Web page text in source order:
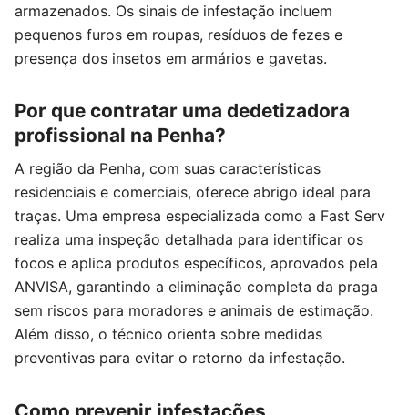
armazenados. Os sinais de infestação incluem
pequenos furos em roupas, resíduos de fezes e
presença dos insetos em armários e gavetas.
Por que contratar uma dedetizadora
profissional na Penha?
A região da Penha, com suas características
residenciais e comerciais, oferece abrigo ideal para
traças. Uma empresa especializada como a Fast Serv
realiza uma inspeção detalhada para identificar os
focos e aplica produtos específicos, aprovados pela
ANVISA, garantindo a eliminação completa da praga
sem riscos para moradores e animais de estimação.
Além disso, o técnico orienta sobre medidas
preventivas para evitar o retorno da infestação.